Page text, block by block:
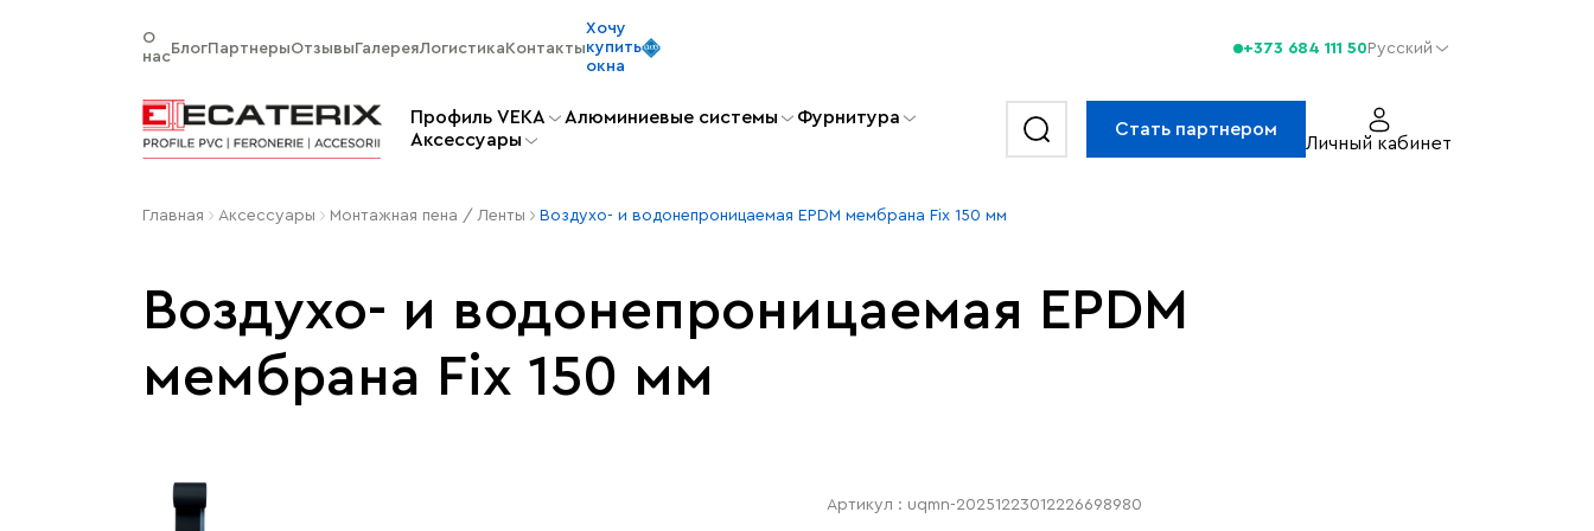
О
нас
БлогПартнерыОтзывыГалереяЛогистикаКонтакты
Хочу
купить
окна
+373 684 111 50Русский
Профиль VEKA Алюминиевые системы
Фурнитура
Aксессуары
Стать партнером
Личный кабинет
Главная Aксессуары Монтажная пена / Ленты Воздухо- и водонепроницаемая EPDM мембрана Fix 150 мм
Воздухо- и водонепроницаемая EPDM
мембрана Fix 150 мм
Артикул : uqmn-20251223012226698980